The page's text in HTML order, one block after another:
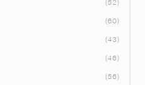
52
60
43
46
56